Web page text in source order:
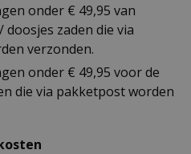
onder € 49,95 van
zaden die via
verzonden.
onder € 49,95 voor de
die via pakketpost worden